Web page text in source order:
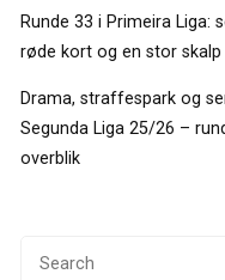
Runde 33 i Primeira Liga:
røde kort og en stor skalp
Drama, straffespark og
Segunda Liga 25/26 –
overblik